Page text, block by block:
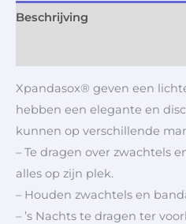
Beschrijving
Xpandasox® geven een
hebben een elegante en
kunnen op verschillende
– Te dragen over zwachtels
alles op zijn plek.
– Houden zwachtels en
– ’s Nachts te dragen ter